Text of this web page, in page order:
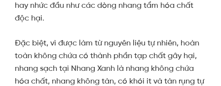
hay nhức đầu như các dòng nhang tẩm hóa chất
độc hại.
Đặc biệt, vì được làm từ nguyên liệu tự nhiên, hoàn
toàn không chứa có thành phần tạp chất gây hại,
nhang sạch tại Nhang Xanh là nhang không chứa
hóa chất, nhang không tàn, có khói ít và tàn rụng tự